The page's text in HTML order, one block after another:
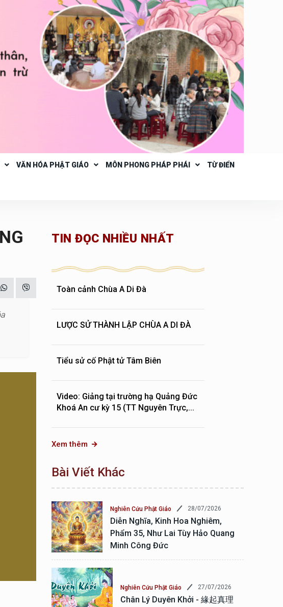
VĂN HÓA PHẬT GIÁO MÔN PHONG PHÁP PHÁI TỪ ĐIỂN
TIN ĐỌC NHIỀU NHẤT
Toàn cảnh Chùa A Di Đà
LƯỢC SỬ THÀNH LẬP CHÙA A DI ĐÀ
Tiểu sử cố Phật tử Tâm Biên
Video: Giảng tại trường hạ Quảng Đức
Khoá An cư kỳ 15 (TT Nguyên Trực,...
Xem thêm
Bài Viết Khác
Nghiên Cứu Phật Giáo 28/07/2026
Diễn Nghĩa, Kinh Hoa Nghiêm,
Phẩm 35, Như Lai Tùy Hảo Quang
Minh Công Đức
Nghiên Cứu Phật Giáo 27/07/2026
Chân Lý Duyên Khởi - 緣起真理